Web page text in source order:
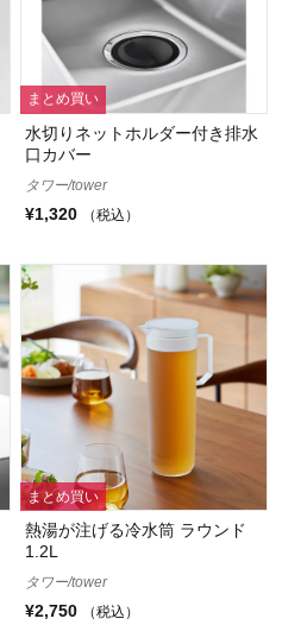
まとめ買い
水切りネットホルダー付き排水
口カバー
タワー/tower
¥1,320 （税込）
まとめ買い
熱湯が注げる冷水筒 ラウンド
1.2L
タワー/tower
¥2,750 （税込）